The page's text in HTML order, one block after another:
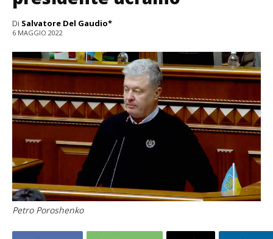
Di Salvatore Del Gaudio*
6 MAGGIO 2022
Petro Poroshenko